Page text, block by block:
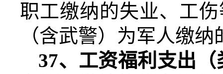
职工缴纳的失业、工
（含武警）为军人缴
37、工资福利支出